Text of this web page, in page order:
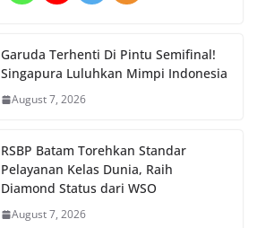
Garuda Terhenti Di Pintu Semifinal!
Singapura Luluhkan Mimpi Indonesia
August 7, 2026
RSBP Batam Torehkan Standar
Pelayanan Kelas Dunia, Raih
Diamond Status dari WSO
August 7, 2026